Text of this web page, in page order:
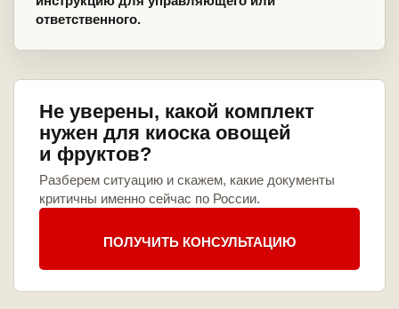
ответственного.
Не уверены, какой комплект
нужен для киоска овощей
и фруктов?
Разберем ситуацию и скажем, какие документы
критичны именно сейчас по России.
ПОЛУЧИТЬ КОНСУЛЬТАЦИЮ